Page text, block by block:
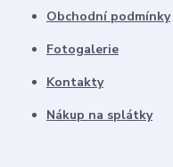
Obchodní podmínky
Fotogalerie
Kontakty
Nákup na splátky